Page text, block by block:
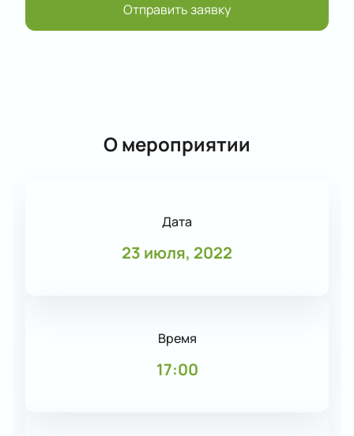
Отправить заявку
О мероприятии
Дата
23 июля, 2022
Время
17:00